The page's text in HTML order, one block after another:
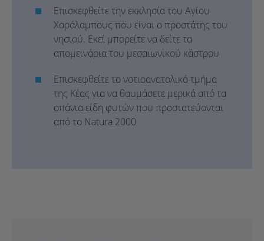
Επισκεφθείτε την εκκλησία του Αγίου
Χαράλαμπους που είναι ο προστάτης του
νησιού. Εκεί μπορείτε να δείτε τα
απομεινάρια του μεσαιωνικού κάστρου
Επισκεφθείτε το νοτιοανατολικό τμήμα
της Κέας για να θαυμάσετε μερικά από τα
σπάνια είδη φυτών που προστατεύονται
από το Natura 2000